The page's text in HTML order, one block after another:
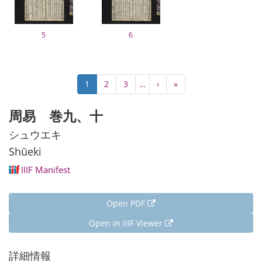
5 6
Current
page
1 Page
2 Page
3 …
Next
page
›
Last
page
»
周易 巻九、十
シュウエキ
Shūeki
IIIF Manifest
Open PDF
Open in IIIF Viewer
詳細情報